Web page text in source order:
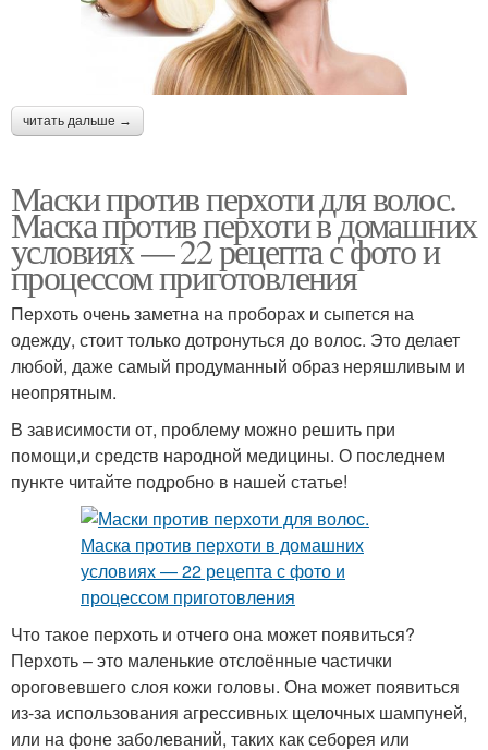
читать дальше →
Маски против перхоти для волос.
Маска против перхоти в домашних
условиях — 22 рецепта с фото и
процессом приготовления
Перхоть очень заметна на проборах и сыпется на
одежду, стоит только дотронуться до волос. Это делает
любой, даже самый продуманный образ неряшливым и
неопрятным.
В зависимости от, проблему можно решить при
помощи,и средств народной медицины. О последнем
пункте читайте подробно в нашей статье!
Что такое перхоть и отчего она может появиться?
Перхоть – это маленькие отслоённые частички
ороговевшего слоя кожи головы. Она может появиться
из-за использования агрессивных щелочных шампуней,
или на фоне заболеваний, таких как себорея или